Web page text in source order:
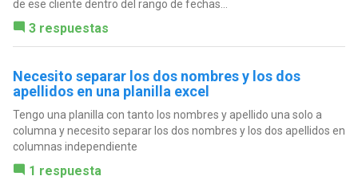
de ese cliente dentro del rango de fechas...
3 respuestas
Necesito separar los dos nombres y los dos
apellidos en una planilla excel
Tengo una planilla con tanto los nombres y apellido una solo a
columna y necesito separar los dos nombres y los dos apellidos en
columnas independiente
1 respuesta